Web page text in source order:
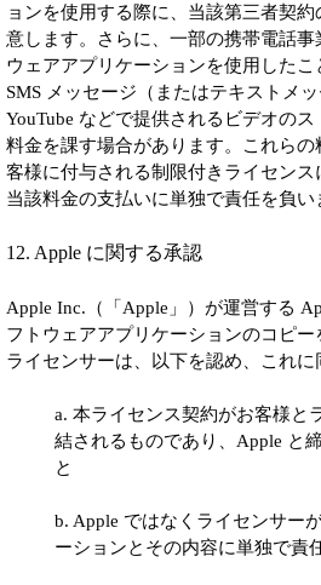
ョンを使用する際に、当該第三者契
意します。さらに、一部の携帯電話事
ウェアアプリケーションを使用した
SMS メッセージ（またはテキストメ
YouTube などで提供されるビデオのス
料金を課す場合があります。これら
客様に付与される制限付きライセンス
当該料金の支払いに単独で責任を負い
12. Apple に関する承認
Apple Inc.（「Apple」）が運営する
フトウェアアプリケーションのコピ
ライセンサーは、以下を認め、これに
a. 本ライセンス契約がお客様と
結されるものであり、Apple と
と
b. Apple ではなくライセンサー
ーションとその内容に単独で責